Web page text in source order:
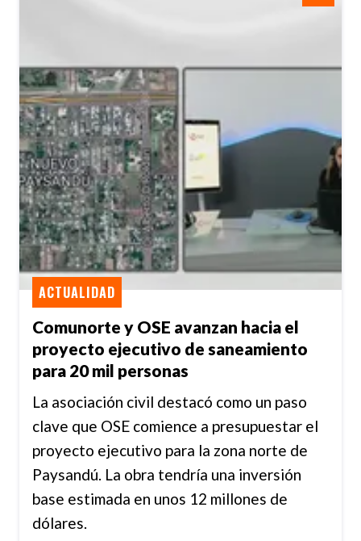
Comunorte y OSE avanzan hacia el
proyecto ejecutivo de saneamiento
para 20 mil personas
ACTUALIDAD
La asociación civil destacó como un paso
clave que OSE comience a presupuestar el
proyecto ejecutivo para la zona norte de
Paysandú. La obra tendría una inversión
base estimada en unos 12 millones de
dólares.